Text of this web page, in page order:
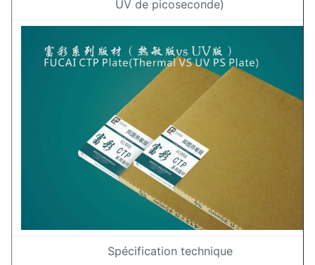
UV de picoseconde)
Spécification technique